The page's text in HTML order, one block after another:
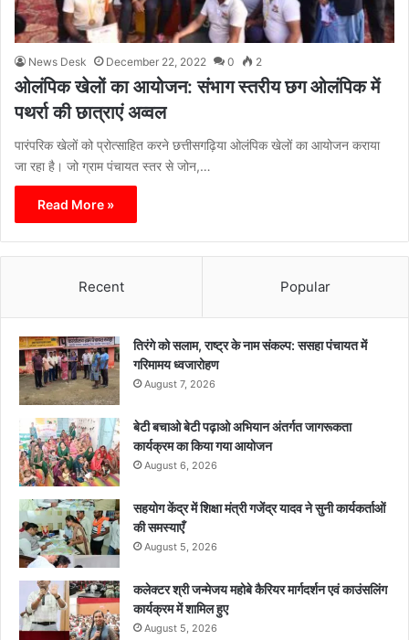
News Desk December 22, 2022 0 2
ओलंपिक खेलों का आयोजन: संभाग स्तरीय छग ओलंपिक में
पथर्रा की छात्राएं अव्वल
पारंपरिक खेलों को प्रोत्साहित करने छत्तीसगढ़िया ओलंपिक खेलों का आयोजन कराया
जा रहा है। जो ग्राम पंचायत स्तर से जोन,…
Read More »
Recent Popular
तिरंगे को सलाम, राष्ट्र के नाम संकल्प: ससहा पंचायत में
गरिमामय ध्वजारोहण
August 7, 2026
बेटी बचाओ बेटी पढ़ाओ अभियान अंतर्गत जागरूकता
कार्यक्रम का किया गया आयोजन
August 6, 2026
सहयोग केंद्र में शिक्षा मंत्री गजेंद्र यादव ने सुनी कार्यकर्ताओं
की समस्याएँ
August 5, 2026
कलेक्टर श्री जन्मेजय महोबे कैरियर मार्गदर्शन एवं काउंसलिंग
कार्यक्रम में शामिल हुए
August 5, 2026